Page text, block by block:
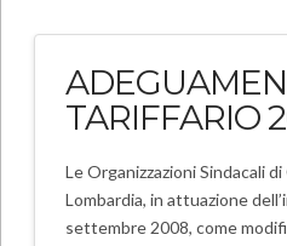
TARIFFARIO
Le Organizzazioni Sindacali
Lombardia, in attuazione
settembre 2008, come